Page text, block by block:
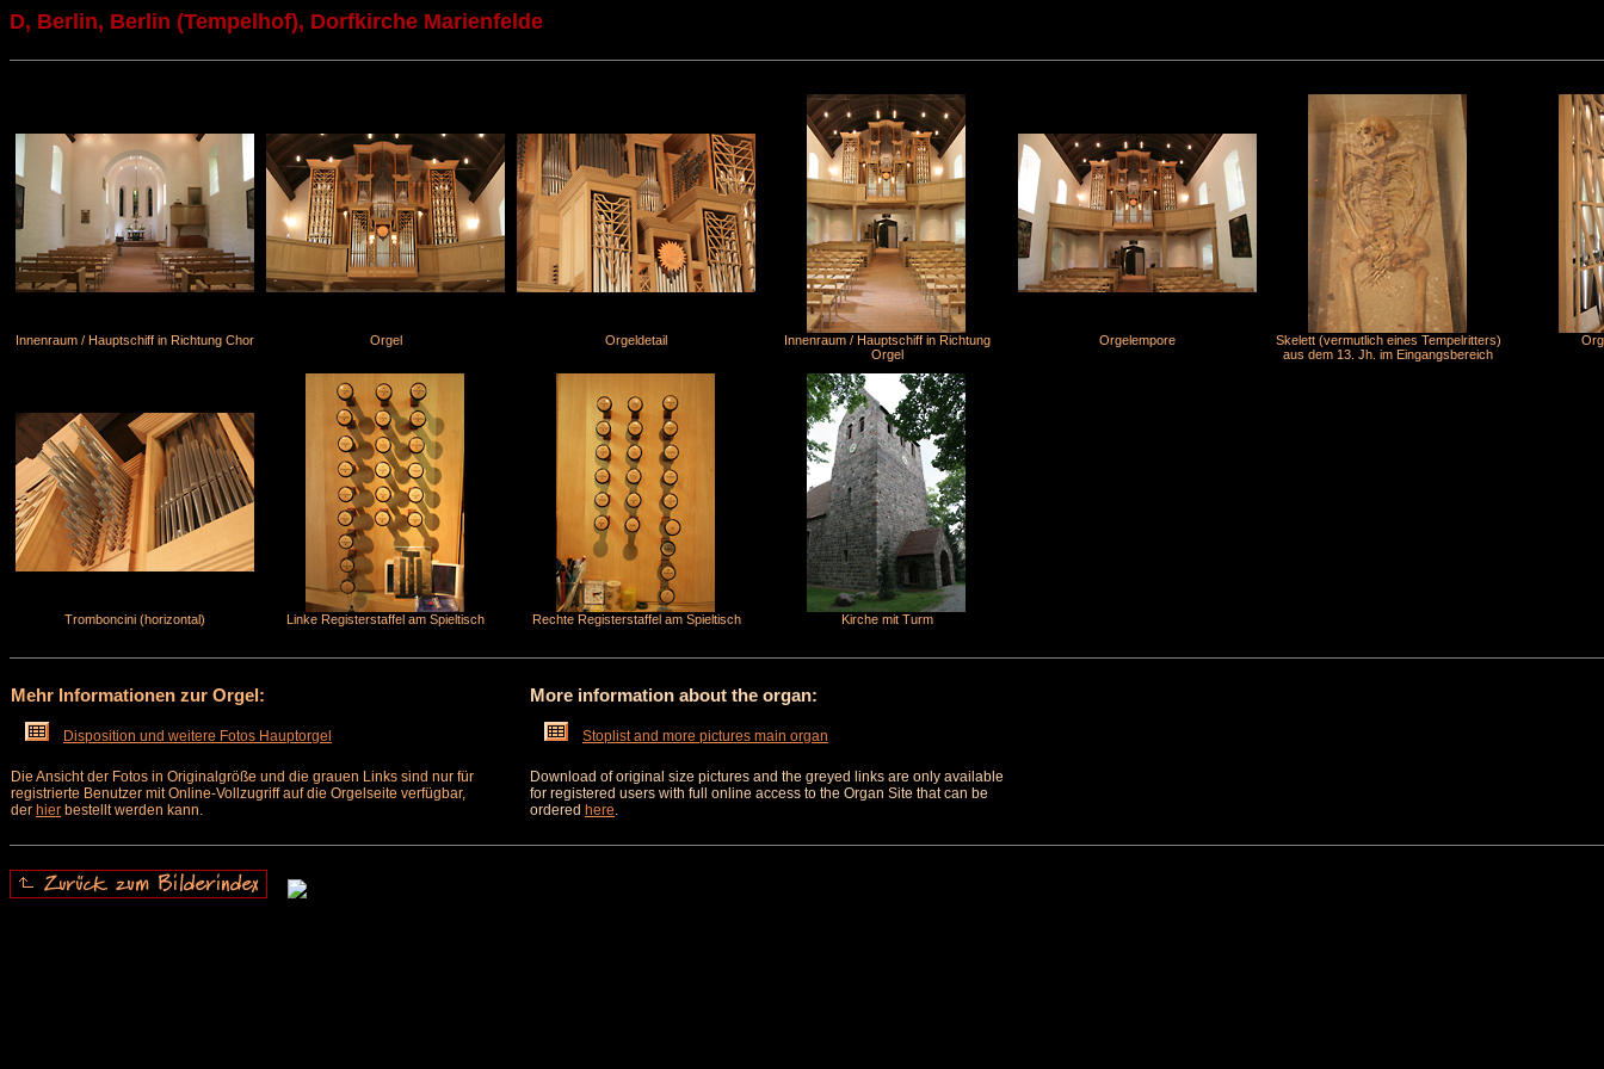
D, Berlin, Berlin (Tempelhof), Dorfkirche Marienfelde
Innenraum / Hauptschiff in Richtung Chor Orgel Orgeldetail
Innenraum / Hauptschiff in Richtung
Orgel
Orgelempore
Skelett (vermutlich eines Tempelritters)
aus dem 13. Jh. im Eingangsbereich
Tromboncini (horizontal) Linke Registerstaffel am Spieltisch Rechte Registerstaffel am Spieltisch Kirche mit Turm
Mehr Informationen zur Orgel:
Disposition und weitere Fotos Hauptorgel
More information about the organ:
Stoplist and more pictures main organ
Die Ansicht der Fotos in Originalgröße und die grauen Links sind nur für
registrierte Benutzer mit Online-Vollzugriff auf die Orgelseite verfügbar,
der hier bestellt werden kann.
Download of original size pictures and the greyed links are only available
for registered users with full online access to the Organ Site that can be
ordered here.